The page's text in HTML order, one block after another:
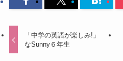
「中学の英語が楽しみ!」
なSunny６年生